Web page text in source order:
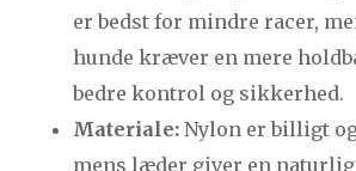
er bedst for mindre racer,
hunde kræver en mere
bedre kontrol og sikkerhed.
Materiale:Nylon er billigt
mens læder giver en naturlig